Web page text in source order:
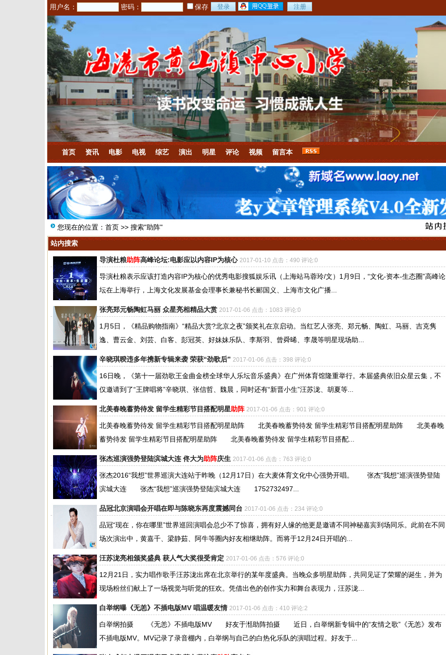
用户名： 密码： 保存
首页 资讯 电影 电视 综艺 演出 明星 评论 视频 留言本
您现在的位置： 首页 >> 搜索"助阵"
站内搜索
导演杜粮助阵高峰论坛:电影应以内容IP为核心 2017-01-10 点击：490 评论:0
导演杜粮表示应该打造内容IP为核心的优秀电影搜狐娱乐讯（上海站马蓉玲/文）1月9日，“文化-资本-生态圈”高峰论
坛在上海举行，上海文化发展基金会理事长兼秘书长郦国义、上海市文化广播...
张亮郑元畅陶虹马丽 众星亮相精品大赏 2017-01-06 点击：1083 评论:0
1月5日，《精品购物指南》“精品大赏?北京之夜”颁奖礼在京启动。当红艺人张亮、郑元畅、陶虹、马丽、吉克隽
逸、曹云金、刘芸、白客、彭冠英、好妹妹乐队、李斯羽、曾舜晞、李晟等明星现场助...
辛晓琪暌违多年携新专辑来袭 荣获“劲歌后” 2017-01-06 点击：398 评论:0
16日晚，《第十一届劲歌王金曲金榜全球华人乐坛音乐盛典》在广州体育馆隆重举行。本届盛典依旧众星云集，不
仅邀请到了“王牌唱将”辛晓琪、张信哲、魏晨，同时还有“新晋小生”汪苏泷、胡夏等...
北美春晚蓄势待发 留学生精彩节目搭配明星 助阵 2017-01-06 点击：901 评论:0
北美春晚蓄势待发 留学生精彩节目搭配明星助阵 北美春晚蓄势待发 留学生精彩节目搭配明星助阵 北美春晚
蓄势待发 留学生精彩节目搭配明星助阵 北美春晚蓄势待发 留学生精彩节目搭配...
张杰巡演强势登陆滨城大连 佟大为助阵庆生 2017-01-06 点击：763 评论:0
张杰2016“我想”世界巡演大连站于昨晚（12月17日）在大麦体育文化中心强势开唱。 张杰“我想”巡演强势登陆
滨城大连 张杰“我想”巡演强势登陆滨城大连 1752732497...
品冠北京演唱会开唱在即与陈晓东再度震撼同台 2017-01-06 点击：234 评论:0
品冠“现在，你在哪里”世界巡回演唱会总少不了惊喜，拥有好人缘的他更是邀请不同神秘嘉宾到场同乐。此前在不同
场次演出中，黄嘉千、梁静茹、阿牛等圈内好友相继助阵。而将于12月24日开唱的...
汪苏泷亮相颁奖盛典 获人气大奖很受肯定 2017-01-06 点击：576 评论:0
12月21日，实力唱作歌手汪苏泷出席在北京举行的某年度盛典。当晚众多明星助阵，共同见证了荣耀的诞生，并为
现场粉丝们献上了一场视觉与听觉的狂欢。凭借出色的创作实力和舞台表现力，汪苏泷...
白举纲曝《无恙》不插电版MV 唱温暖友情 2017-01-06 点击：410 评论:2
白举纲拍摄 《无恙》不插电版MV 好友于湉助阵拍摄 近日，白举纲新专辑中的“友情之歌”《无恙》发布
不插电版MV。MV记录了录音棚内，白举纲与自己的白热化乐队的演唱过程。好友于...